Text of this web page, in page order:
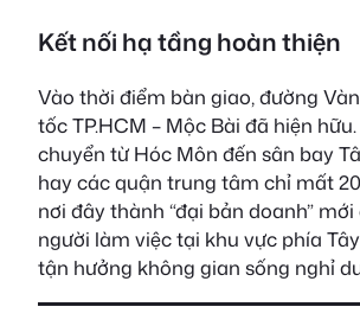
Kết nối hạ tầng hoàn thiện
Vào thời điểm bàn giao, đường
tốc TP.HCM – Mộc Bài đã hiện
chuyển từ Hóc Môn đến sân bay
hay các quận trung tâm chỉ mất
nơi đây thành “đại bản doanh”
người làm việc tại khu vực phía
tận hưởng không gian sống nghỉ